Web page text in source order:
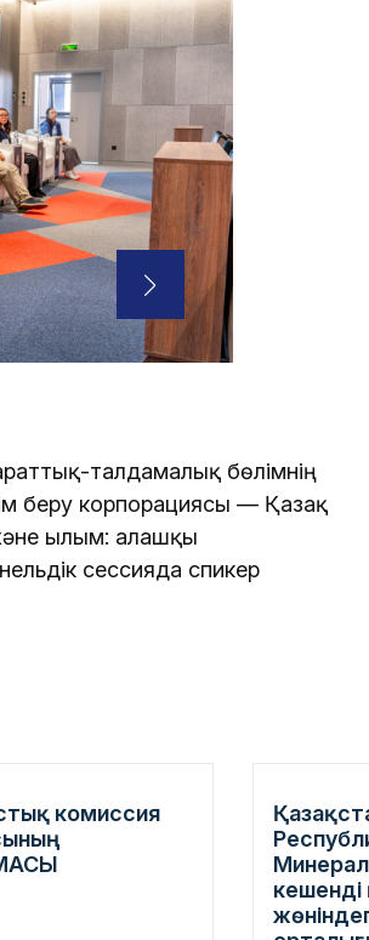
талдамалық бөлімнің
беру корпорациясы — Қазақ
ғылым: алғашқы
сессияда спикер
комиссия